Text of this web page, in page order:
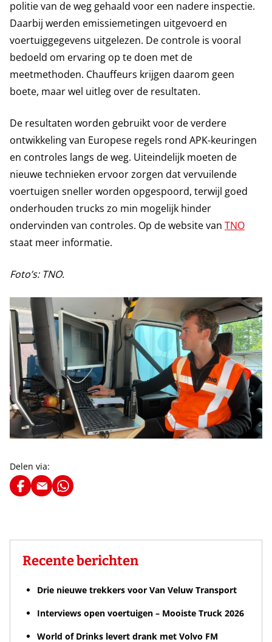
politie van de weg gehaald voor een nadere inspectie.
Daarbij werden emissiemetingen uitgevoerd en
voertuiggegevens uitgelezen. De controle is vooral
bedoeld om ervaring op te doen met de
meetmethoden. Chauffeurs krijgen daarom geen
boete, maar wel uitleg over de resultaten.
De resultaten worden gebruikt voor de verdere
ontwikkeling van Europese regels rond APK-keuringen
en controles langs de weg. Uiteindelijk moeten de
nieuwe technieken ervoor zorgen dat vervuilende
voertuigen sneller worden opgespoord, terwijl goed
onderhouden trucks zo min mogelijk hinder
ondervinden van controles. Op de website van TNO
staat meer informatie.
Foto’s: TNO.
Delen via:
Recente berichten
Drie nieuwe trekkers voor Van Veluw Transport
Interviews open voertuigen – Mooiste Truck 2026
World of Drinks levert drank met Volvo FM